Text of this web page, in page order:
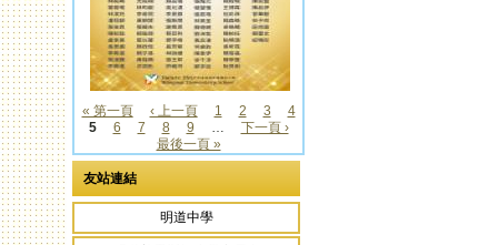
頁面
« 第一頁 ‹ 上一頁 1 2 3
4
5
6 7 8 9 …
下一頁 ›
最後一頁 »
友站連結
明道中學